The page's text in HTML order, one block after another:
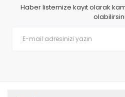
Haber listemize kayıt olarak